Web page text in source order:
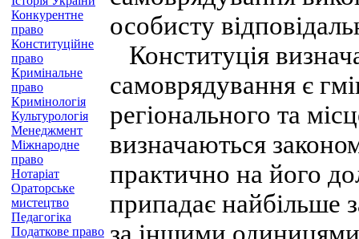
Конкурентне
право
Конституційне
право
Кримінальне
право
Кримінологія
Культурологія
Менеджмент
Міжнародне
право
Нотаріат
Ораторське
мистецтво
Педагогіка
Податкове право
особисту
Конституція
самоврядування є
регіонального та
визначаються
практично на його
припадає найбільше